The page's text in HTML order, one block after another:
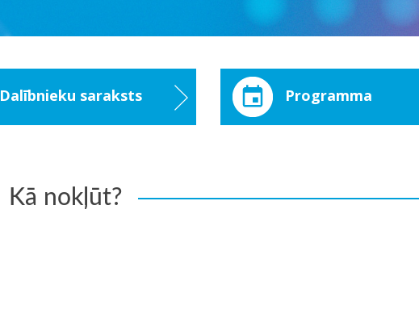
Dalībnieku saraksts Programma
Kā nokļūt?